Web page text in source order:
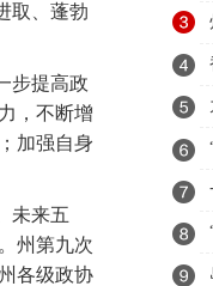
迪庆“扶贫攻坚”手机摄影大
精忠报国——我们家的报国
下基层促脱贫保稳定
党旗红 反邪教宣传教育
周年 拥护核心 心向北京
的五年
取、蓬勃
步提高政
，不断增
加强自身
未来五
州第九次
各级政协